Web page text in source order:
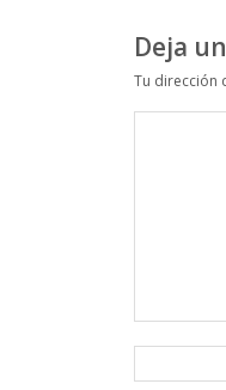
Deja
Tu dirección